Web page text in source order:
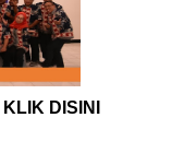
KLIK DISINI